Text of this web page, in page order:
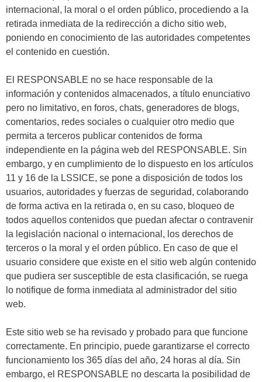
internacional, la moral o el orden público, procediendo a la
retirada inmediata de la redirección a dicho sitio web,
poniendo en conocimiento de las autoridades competentes
el contenido en cuestión.
El RESPONSABLE no se hace responsable de la
información y contenidos almacenados, a título enunciativo
pero no limitativo, en foros, chats, generadores de blogs,
comentarios, redes sociales o cualquier otro medio que
permita a terceros publicar contenidos de forma
independiente en la página web del RESPONSABLE. Sin
embargo, y en cumplimiento de lo dispuesto en los artículos
11 y 16 de la LSSICE, se pone a disposición de todos los
usuarios, autoridades y fuerzas de seguridad, colaborando
de forma activa en la retirada o, en su caso, bloqueo de
todos aquellos contenidos que puedan afectar o contravenir
la legislación nacional o internacional, los derechos de
terceros o la moral y el orden público. En caso de que el
usuario considere que existe en el sitio web algún contenido
que pudiera ser susceptible de esta clasificación, se ruega
lo notifique de forma inmediata al administrador del sitio
web.
Este sitio web se ha revisado y probado para que funcione
correctamente. En principio, puede garantizarse el correcto
funcionamiento los 365 días del año, 24 horas al día. Sin
embargo, el RESPONSABLE no descarta la posibilidad de